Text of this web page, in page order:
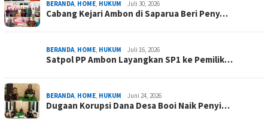
BERANDA HOME HUKUM Juli 30, 2026
Cabang Kejari Ambon di Saparua Beri Peny…
BERANDA HOME HUKUM Juli 16, 2026
Satpol PP Ambon Layangkan SP1 ke Pemilik…
BERANDA HOME HUKUM Juni 24, 2026
Dugaan Korupsi Dana Desa Booi Naik Penyi…